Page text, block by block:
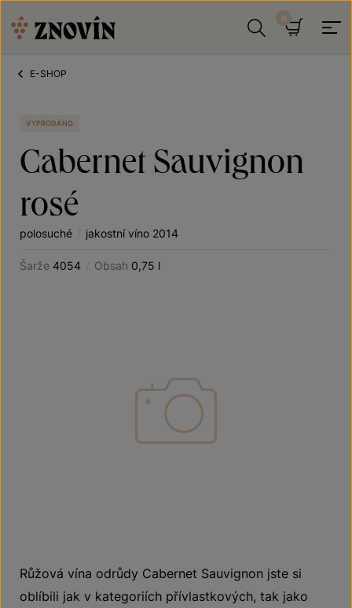
E-SHOP
VYPRODÁNO
Cabernet Sauvignon
rosé
polosuché / jakostní víno 2014
Šarže 4054 / Obsah 0,75 l
Růžová vína odrůdy Cabernet Sauvignon jste si
oblíbili jak v kategoriích přívlastkových, tak jako